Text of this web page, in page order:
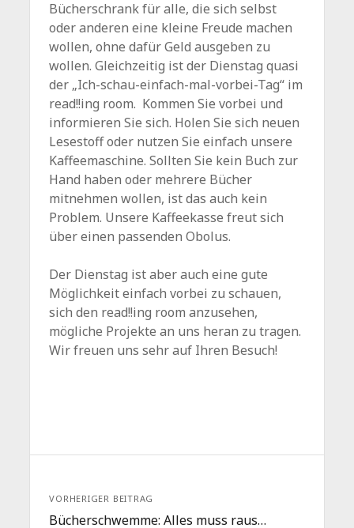
Bücherschrank für alle, die sich selbst
oder anderen eine kleine Freude machen
wollen, ohne dafür Geld ausgeben zu
wollen. Gleichzeitig ist der Dienstag quasi
der „Ich-schau-einfach-mal-vorbei-Tag“ im
read!!ing room. Kommen Sie vorbei und
informieren Sie sich. Holen Sie sich neuen
Lesestoff oder nutzen Sie einfach unsere
Kaffeemaschine. Sollten Sie kein Buch zur
Hand haben oder mehrere Bücher
mitnehmen wollen, ist das auch kein
Problem. Unsere Kaffeekasse freut sich
über einen passenden Obolus.
Der Dienstag ist aber auch eine gute
Möglichkeit einfach vorbei zu schauen,
sich den read!!ing room anzusehen,
mögliche Projekte an uns heran zu tragen.
Wir freuen uns sehr auf Ihren Besuch!
VORHERIGER BEITRAG
Bücherschwemme: Alles muss raus…